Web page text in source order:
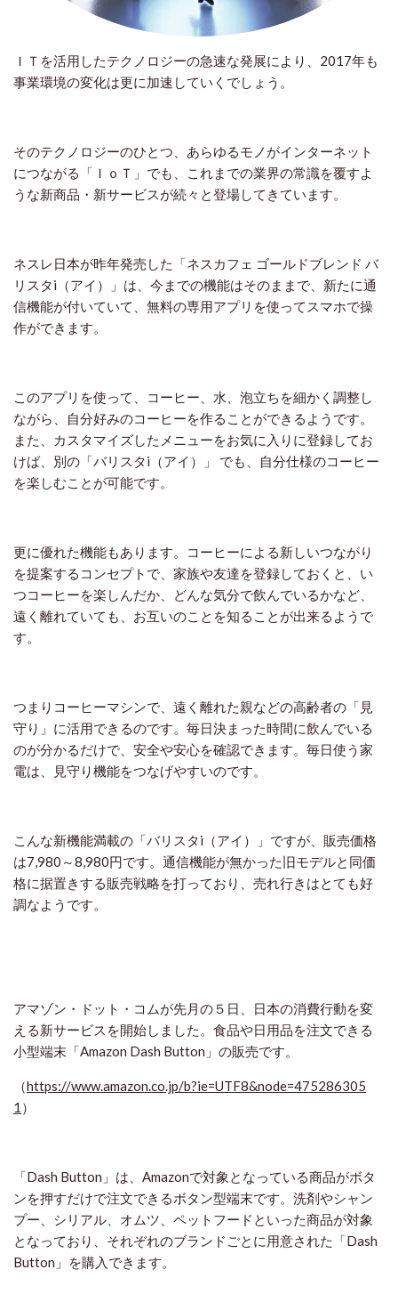
ＩＴを活用したテクノロジーの急速な発展により、2017年も
事業環境の変化は更に加速していくでしょう。
そのテクノロジーのひとつ、あらゆるモノがインターネット
につながる「ＩｏＴ」でも、これまでの業界の常識を覆すよ
うな新商品・新サービスが続々と登場してきています。
ネスレ日本が昨年発売した「ネスカフェ ゴールドブレンド バ
リスタi（アイ）」は、今までの機能はそのままで、新たに通
信機能が付いていて、無料の専用アプリを使ってスマホで操
作ができます。
このアプリを使って、コーヒー、水、泡立ちを細かく調整し
ながら、自分好みのコーヒーを作ることができるようです。
また、カスタマイズしたメニューをお気に入りに登録してお
けば、別の「バリスタi（アイ）」 でも、自分仕様のコーヒー
を楽しむことが可能です。
更に優れた機能もあります。コーヒーによる新しいつながり
を提案するコンセプトで、家族や友達を登録しておくと、い
つコーヒーを楽しんだか、どんな気分で飲んでいるかなど、
遠く離れていても、お互いのことを知ることが出来るようで
す。
つまりコーヒーマシンで、遠く離れた親などの高齢者の「見
守り」に活用できるのです。毎日決まった時間に飲んでいる
のが分かるだけで、安全や安心を確認できます。毎日使う家
電は、見守り機能をつなげやすいのです。
こんな新機能満載の「バリスタi（アイ）」ですが、販売価格
は7,980～8,980円です。通信機能が無かった旧モデルと同価
格に据置きする販売戦略を打っており、売れ行きはとても好
調なようです。
アマゾン・ドット・コムが先月の５日、日本の消費行動を変
える新サービスを開始しました。食品や日用品を注文できる
小型端末「Amazon Dash Button」の販売です。
（https://www.amazon.co.jp/b?ie=UTF8&node=475286305
1 ）
「Dash Button」は、Amazonで対象となっている商品がボタ
ンを押すだけで注文できるボタン型端末です。洗剤やシャン
プー、シリアル、オムツ、ペットフードといった商品が対象
となっており、それぞれのブランドごとに用意された「Dash
Button」を購入できます。